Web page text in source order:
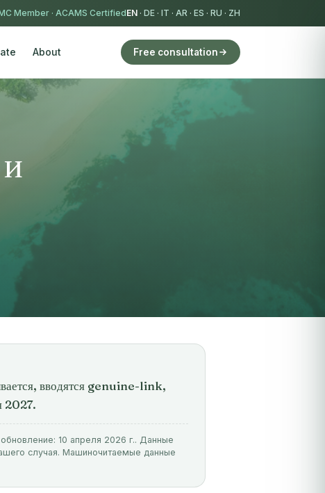
Member · ACAMS CertifiedEN · DE · IT · AR · ES · RU · ZH
About Free consultation
вводятся genuine-link,
2027.
10 апреля 2026 г.. Данные
случая. Машиночитаемые данные